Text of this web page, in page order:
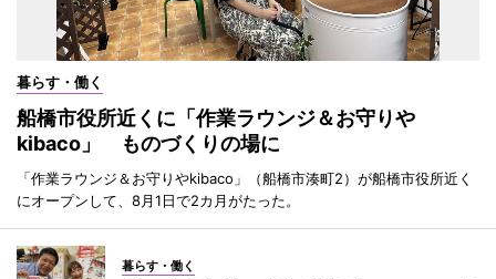
暮らす・働く
船橋市役所近くに「作業ラウンジ＆お守りや
kibaco」 ものづくりの場に
「作業ラウンジ＆お守りやkibaco」（船橋市湊町2）が船橋市役所近く
にオープンして、8月1日で2カ月がたった。
暮らす・働く